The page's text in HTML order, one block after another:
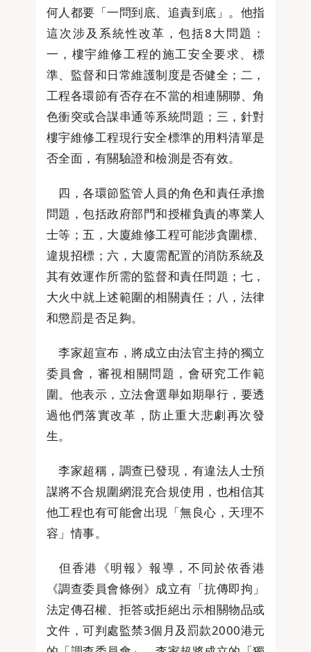
何人都要「一問到底、追責到底」。他指
這次涉及系統性改革，包括8大問題：
一，樓宇維修工程的施工安全要求、標
準、監督和日常維護制度是否健全；二，
工程各環節有否存在不當的相連關聯、角
色衝突或合謀串通等系統問題；三，針對
樓宇維修工程現行安全標準的用料清單是
否全面，有關驗證和檢測是否有效。
四，各環節監管人員的角色和責任承擔
問題，包括政府部門和授權負責的專業人
士等；五，大廈維修工程可能涉貪圍標、
違規招標；六，大廈需配置的消防系統及
其有效運作所需的監督和責任問題；七，
大火中就上述範圍的相關責任；八，法律
和懲罰是否足夠。
李家超宣布，將成立由法官主持的獨立
委員會，審視相關問題，會研究工作範
圍。他表示，立法會選舉如期舉行，要透
過他們落實改革，防止重大悲劇再次發
生。
李家超稱，調查已發現，有違法人士預
謀將不合規圍網混充合規使用，也相信其
他工程也有可能會出現「無良心，天理不
容」情事。
但香港《明報》報導，不同於依香港
《調查委員會條例》成立有「抗傳即拘」
法定傳召權、拒答或拒絕出示相關物品或
文件，可判處監禁3個月及罰款2000港元